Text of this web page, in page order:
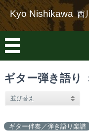
Kyo Nishikawa西
ギター弾き語り
ギター伴奏／弾き語り楽譜